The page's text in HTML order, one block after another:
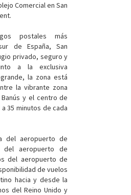
Comercial en San
postales más
de España, San
privado, seguro y
a la exclusiva
la zona está
la vibrante zona
y el centro de
35 minutos de cada
del aeropuerto de
del aeropuerto de
del aeropuerto de
de vuelos
hacia y desde la
del Reino Unido y